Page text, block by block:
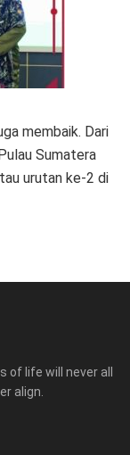
membaik. Dari
Sumatera
urutan ke-2 di
life will never all
align.